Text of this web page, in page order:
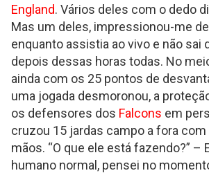
England. Vários deles com o dedo
Mas um deles, impressionou-me
enquanto assistia ao vivo e não sai
depois dessas horas todas. No
ainda com os 25 pontos de
uma jogada desmoronou, a
os defensores dos Falcons em
cruzou 15 jardas campo a fora com
mãos. “O que ele está fazendo?” –
humano normal, pensei no